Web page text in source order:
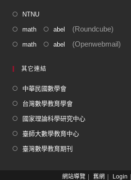
NTNU
math abel (Roundcube)
math abel (Openwebmail)
其它連結
中華民國數學會
台灣數學教育學會
國家理論科學研究中心
臺師大數學教育中心
臺灣數學教育期刊
網站導覽 舊網 Login